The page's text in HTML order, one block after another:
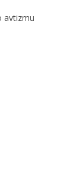
avtizmu